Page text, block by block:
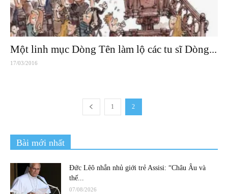
Một linh mục Dòng Tên làm lộ các tu sĩ Dòng...
17/03/2016
1 2
Bài mới nhất
Đức Lêô nhắn nhủ giới trẻ Assisi: “Châu Âu và
thế...
07/08/2026